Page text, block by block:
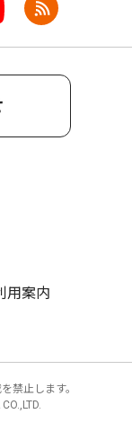
用案内
禁止します。